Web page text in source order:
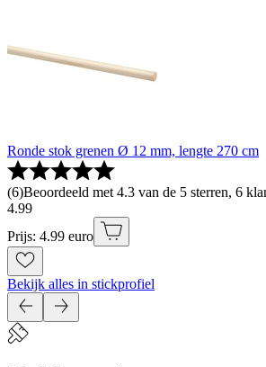
Ronde stok grenen Ø 12 mm, lengte 270 cm
(6)Beoordeeld met 4.3 van de 5 sterren, 6
4.99
Prijs: 4.99 euro
Bekijk alles in stickprofiel